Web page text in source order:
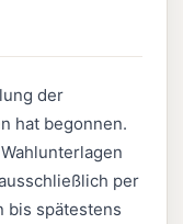
der
hat begonnen.
per
bis spätestens